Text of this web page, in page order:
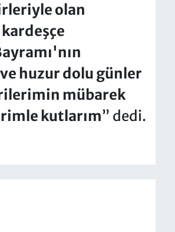
olan
kardeşçe
huzur dolu günler
mübarek
kutlarım” dedi.